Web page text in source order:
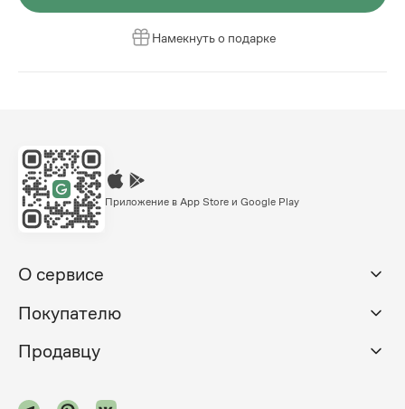
Намекнуть о подарке
Приложение в App Store и Google Play
О сервисе
Покупателю
Продавцу